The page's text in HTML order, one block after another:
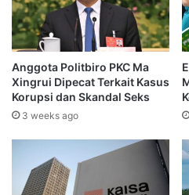
Anggota Politbiro PKC Ma
Xingrui Dipecat Terkait Kasus
Korupsi dan Skandal Seks
3 weeks ago